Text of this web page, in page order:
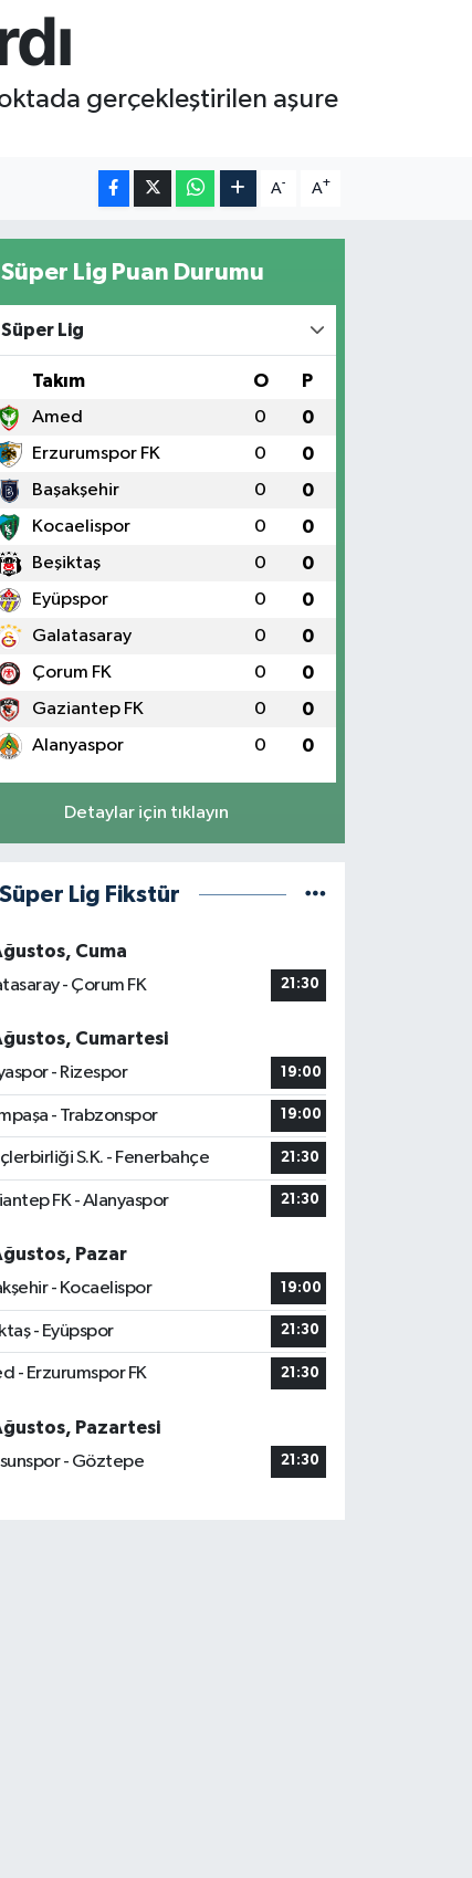
gerçekleştirilen aşure
A- A+
Süper Lig Puan Durumu
Süper Lig
Takım O P
Amed 0 0
Erzurumspor FK 0 0
Başakşehir 0 0
Kocaelispor 0 0
Beşiktaş 0 0
Eyüpspor 0 0
Galatasaray 0 0
Çorum FK 0 0
Gaziantep FK 0 0
Alanyaspor 0 0
Detaylar için tıklayın
Süper Lig Fikstür
Cuma
- Çorum FK
21:30
Cumartesi
- Rizespor
19:00
- Trabzonspor 19:00
S.K. - Fenerbahçe 21:30
FK - Alanyaspor 21:30
Pazar
- Kocaelispor
19:00
- Eyüpspor 21:30
- Erzurumspor FK 21:30
Pazartesi
- Göztepe
21:30